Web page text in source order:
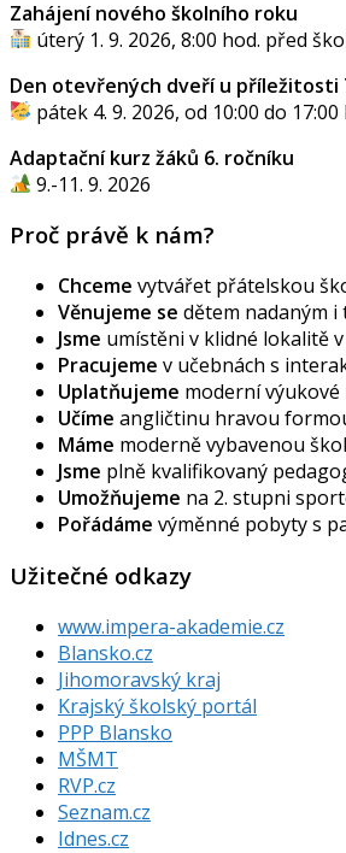
Zahájení nového školního roku
úterý 1. 9. 2026, 8:00 hod. před
Den otevřených dveří u příležitosti
pátek 4. 9. 2026, od 10:00 do 17:00
Adaptační kurz žáků 6. ročníku
9.-11. 9. 2026
Proč právě k nám?
Chceme vytvářet přátelskou
Věnujeme se dětem nadaným
Jsme umístěni v klidné lokalitě
Pracujeme v učebnách s
Uplatňujeme moderní výukové
Učíme angličtinu hravou
Máme moderně vybavenou
Jsme plně kvalifikovaný
Umožňujeme na 2. stupni
Pořádáme výměnné pobyty s
Užitečné odkazy
www.impera-akademie.cz
Blansko.cz
Jihomoravský kraj
Krajský školský portál
PPP Blansko
MŠMT
RVP.cz
Seznam.cz
Idnes.cz